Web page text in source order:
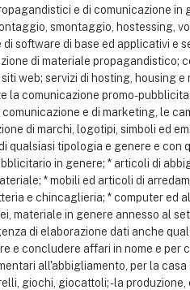
e di comunicazione
smontaggio, hostessing,
software di base ed applicativi
di materiale propagandistico;
web; servizi di hosting,
la comunicazione promo-
e di marketing, le
di marchi, logotipi, simboli ed
tipologia e genere e con
in genere; * articoli di
* mobili ed articoli di
e chincaglieria; * computer
materiale in genere annesso al
di elaborazione dati anche
e concludere affari in nome e per
all'abbigliamento, per la
giochi, giocattoli; - la